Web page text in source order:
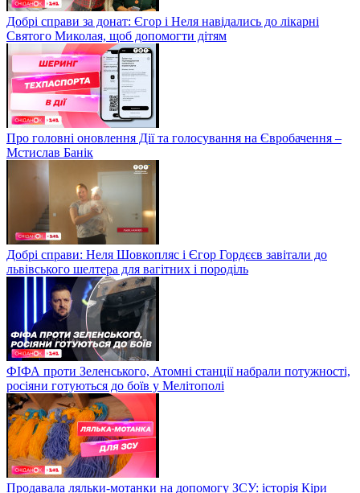
Добрі справи за донат: Єгор і Неля навідались до лікарні
Святого Миколая, щоб допомогти дітям
Про головні оновлення Дії та голосування на Євробачення –
Мстислав Банік
Добрі справи: Неля Шовкопляс і Єгор Гордєєв завітали до
львівського шелтера для вагітних і породіль
ФІФА проти Зеленського, Атомні станції набрали потужності,
росіяни готуються до боїв у Мелітополі
Продавала ляльки-мотанки на допомогу ЗСУ: історія Кіри